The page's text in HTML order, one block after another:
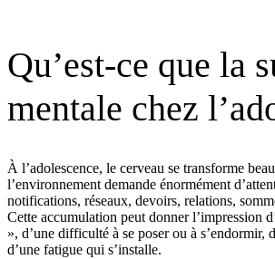
Qu’est-ce que la
mentale chez
À l’adolescence, le cerveau se transforme
l’environnement demande énormément
notifications, réseaux, devoirs, relations,
Cette accumulation peut donner l’impression
», d’une difficulté à se poser ou à s’endormir,
d’une fatigue qui s’installe.